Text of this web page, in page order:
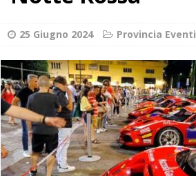
25 Giugno 2024 Provincia Eventi